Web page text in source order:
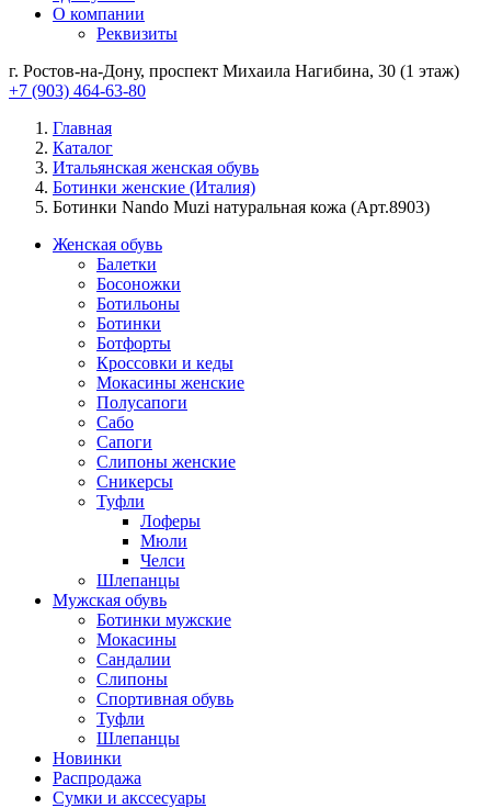
О компании
Реквизиты
г. Ростов-на-Дону, проспект Михаила Нагибина, 30 (1 этаж)
+7 (903) 464-63-80
Главная
Каталог
Итальянская женская обувь
Ботинки женские (Италия)
Ботинки Nando Muzi натуральная кожа (Арт.8903)
Женская обувь
Балетки
Босоножки
Ботильоны
Ботинки
Ботфорты
Кроссовки и кеды
Мокасины женские
Полусапоги
Сабо
Сапоги
Слипоны женские
Сникерсы
Туфли
Лоферы
Мюли
Челси
Шлепанцы
Мужская обувь
Ботинки мужские
Мокасины
Сандалии
Слипоны
Спортивная обувь
Туфли
Шлепанцы
Новинки
Распродажа
Сумки и акссесуары